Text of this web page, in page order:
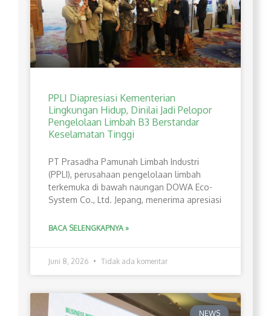
PPLI Diapresiasi Kementerian
Lingkungan Hidup, Dinilai Jadi Pelopor
Pengelolaan Limbah B3 Berstandar
Keselamatan Tinggi
PT Prasadha Pamunah Limbah Industri
(PPLI), perusahaan pengelolaan limbah
terkemuka di bawah naungan DOWA Eco-
System Co., Ltd. Jepang, menerima apresiasi
BACA SELENGKAPNYA »
Juni 8, 2026 Tidak ada komentar
NEWS